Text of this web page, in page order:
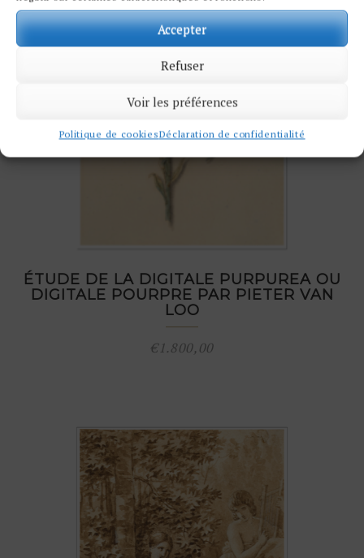
Accepter
Refuser
Voir les préférences
Politique de cookiesDéclaration de confidentialité
ÉTUDE DE LA DIGITALE PURPUREA OU
DIGITALE POURPRE PAR PIETER VAN
LOO
€1.800,00